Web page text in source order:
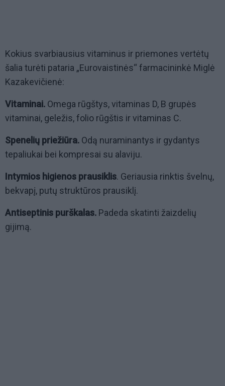
Kokius svarbiausius vitaminus ir priemones vertėtų
šalia turėti pataria „Eurovaistinės“ farmacininkė Miglė
Kazakevičienė:
Vitaminai. Omega rūgštys, vitaminas D, B grupės
vitaminai, geležis, folio rūgštis ir vitaminas C.
Spenelių priežiūra. Odą nuraminantys ir gydantys
tepaliukai bei kompresai su alaviju.
Intymios higienos prausiklis. Geriausia rinktis švelnų,
bekvapį, putų struktūros prausiklį.
Antiseptinis purškalas. Padeda skatinti žaizdelių
gijimą.